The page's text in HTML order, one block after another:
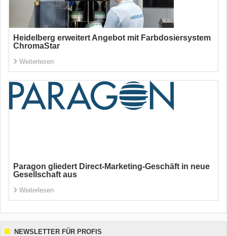
Heidelberg erweitert Angebot mit Farbdosiersystem
ChromaStar
Weiterlesen
Paragon gliedert Direct-Marketing-Geschäft in neue
Gesellschaft aus
Weiterlesen
NEWSLETTER FÜR PROFIS